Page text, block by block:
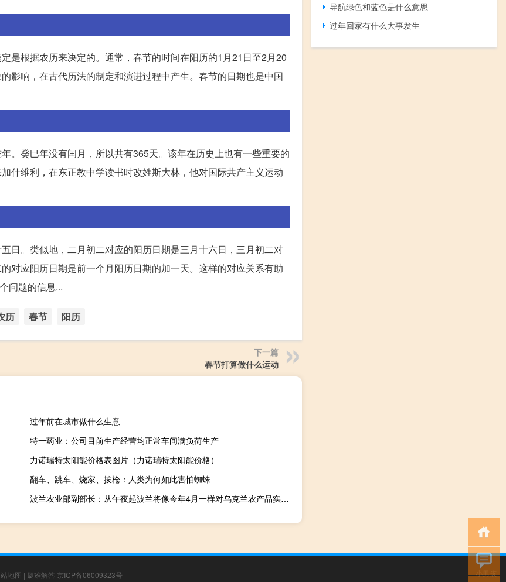
是根据农历来决定的。通常，春节的时间在阳历的1月21日至2月20
影响，在古代历法的制定和演进过程中产生。春节的日期也是中国
。癸巳年没有闰月，所以共有365天。该年在历史上也有一些重要的
什维利，在东正教中学读书时改姓斯大林，他对国际共产主义运动
日。类似地，二月初二对应的阳历日期是三月十六日，三月初二对
对应阳历日期是前一个月阳历日期的加一天。这样的对应关系有助
问题的信息...
历 春节 阳历
下一篇
春节打算做什么运动
过年前在城市做什么生意
特一药业：公司目前生产经营均正常车间满负荷生产
力诺瑞特太阳能价格表图片（力诺瑞特太阳能价格）
翻车、跳车、烧家、拔枪：人类为何如此害怕蜘蛛
波兰农业部副部长：从午夜起波兰将像今年4月一样对乌克兰农产品实施自己的进口禁令
导航绿色和蓝色是什么意思
过年回家有什么大事发生
地图 | 疑难解答 京ICP备06009323号 小男孩